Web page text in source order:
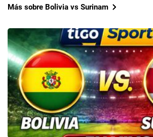
Más sobre Bolivia vs Surinam